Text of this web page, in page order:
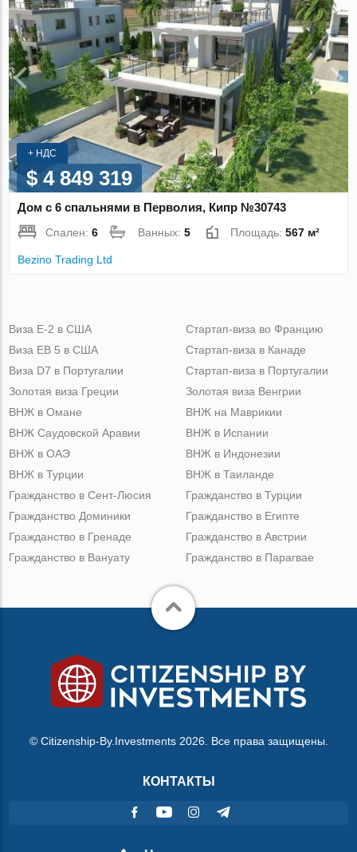
+ НДС
$ 4 849 319
Дом с 6 спальнями в Перволия, Кипр №30743
Спален:6 Ванных:5 Площадь:567 м²
Bezino Trading Ltd
Виза Е-2 в США
Виза ЕВ 5 в США
Виза D7 в Португалии
Золотая виза Греции
Стартап-виза во Францию
Стартап-виза в Канаде
Стартап-виза в Португалии
Золотая виза Венгрии
ВНЖ в Омане
ВНЖ Саудовской Аравии
ВНЖ в ОАЭ
ВНЖ в Турции
ВНЖ на Маврикии
ВНЖ в Испании
ВНЖ в Индонезии
ВНЖ в Таиланде
Гражданство в Сент-Люсия
Гражданство Доминики
Гражданство в Гренаде
Гражданство в Вануату
Гражданство в Турции
Гражданство в Египте
Гражданство в Австрии
Гражданство в Парагвае
© Citizenship-By.Investments 2026. Все права защищены.
КОНТАКТЫ